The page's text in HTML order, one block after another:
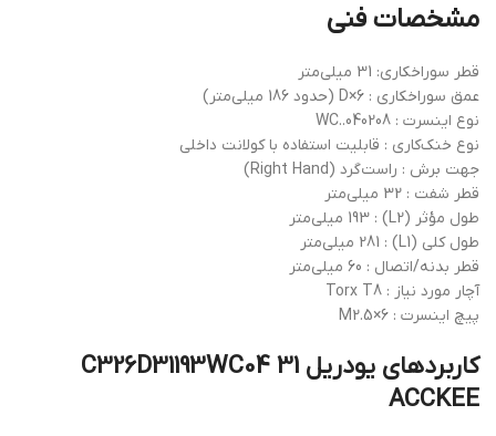
مشخصات فنی
قطر سوراخکاری: 31 میلی‌متر
عمق سوراخکاری : 6×D (حدود 186 میلی‌متر)
نوع اینسرت : WC..040208
نوع خنک‌کاری : قابلیت استفاده با کولانت داخلی
جهت برش : راست‌گرد (Right Hand)
قطر شفت : 32 میلی‌متر
طول مؤثر (L2) : 193 میلی‌متر
طول کلی (L1) : 281 میلی‌متر
قطر بدنه/اتصال : 60 میلی‌متر
آچار مورد نیاز : Torx T8
پیچ اینسرت : M2.5×6
کاربردهای یودریل 31 C326D31193WC04
ACCKEE